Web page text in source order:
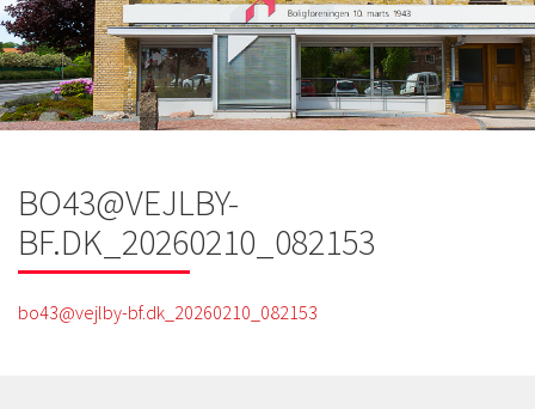
BO43@VEJLBY-
BF.DK_20260210_082153
bo43@vejlby-bf.dk_20260210_082153